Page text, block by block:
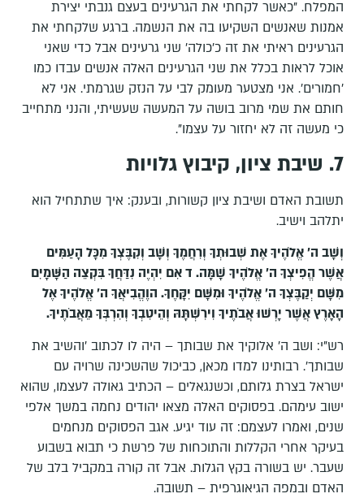
המפלח. "כאשר לקחתי את הגרעינים בעצם גנבתי יצירת
אמנות שאנשים השקיעו בה את הנשמה. ברגע שלקחתי את
הגרעינים ראיתי את זה כ'כולה' שני גרעינים אבל כדי שאני
אוכל לראות בכלל את שני הגרעינים האלה אנשים עבדו כמו
'חמורים'. אני מצטער מעומק לבי על הנזק שגרמתי. אני לא
חותם את שמי מרוב בושה על המעשה שעשיתי, והנני מתחייב
כי מעשה זה לא יחזור על עצמו".
7. שיבת ציון, קיבוץ גלויות
תשובת האדם ושיבת ציון קשורות, ובענק: איך שתתחיל הוא
יתלהב וישיב.
וְשָׁב ה' אֱלֹהֶיךָ אֶת שְׁבוּתְךָ וְרִחֲמֶךָ וְשָׁב וְקִבֶּצְךָ מִכָּל הָעַמִּים
אֲשֶׁר הֱפִיצְךָ ה' אֱלֹהֶיךָ שָׁמָּה. ד אִם יִהְיֶה נִדַּחֲךָ בִּקְצֵה הַשָּׁמָיִם
מִשָּׁם יְקַבֶּצְךָ ה' אֱלֹהֶיךָ וּמִשָּׁם יִקָּחֶךָ. הוֶהֱבִיאֲךָ ה' אֱלֹהֶיךָ אֶל
הָאָרֶץ אֲשֶׁר יָרְשׁוּ אֲבֹתֶיךָ וִירִשְׁתָּהּ וְהֵיטִבְךָ וְהִרְבְּךָ מֵאֲבֹתֶיךָ.
רש"י: ושב ה' אלוקיך את שבותך – היה לו לכתוב 'והשיב את
שבותך'. רבותינו למדו מכאן, כביכול שהשכינה שרויה עם
ישראל בצרת גלותם, וכשנגאלים – הכתיב גאולה לעצמו, שהוא
ישוב עימהם. בפסוקים האלה מצאו יהודים נחמה במשך אלפי
שנים, ואמרו לעצמם: זה עוד יגיע. אגב הפסוקים מנחמים
בעיקר אחרי הקללות והתוכחות של פרשת כי תבוא בשבוע
שעבר. יש בשורה בקץ הגלות. אבל זה קורה במקביל בלב של
האדם ובמפה הגיאוגרפית – תשובה.